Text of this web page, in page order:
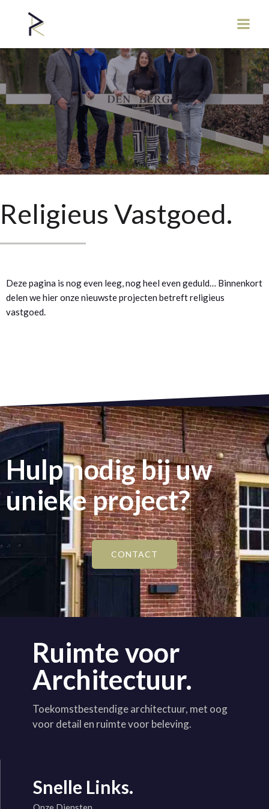
Religieus Vastgoed.
Deze pagina is nog even leeg, nog heel even geduld… Binnenkort
delen we hier onze nieuwste projecten betreft religieus
vastgoed.
Hulp nodig bij uw
unieke project?
CONTACT
Ruimte voor
Architectuur.
Toekomstbestendige architectuur, met oog
voor detail en ruimte voor beleving.
Snelle Links.